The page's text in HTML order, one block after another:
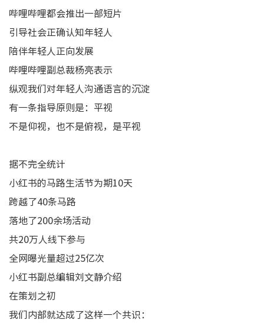
哔哩哔哩都会推出一部短片
引导社会正确认知年轻人
陪伴年轻人正向发展
哔哩哔哩副总裁杨亮表示
纵观我们对年轻人沟通语言的沉淀
有一条指导原则是：平视
不是仰视，也不是俯视，是平视
据不完全统计
小红书的马路生活节为期10天
跨越了40条马路
落地了200余场活动
共20万人线下参与
全网曝光量超过25亿次
小红书副总编辑刘文静介绍
在策划之初
我们内部就达成了这样一个共识：